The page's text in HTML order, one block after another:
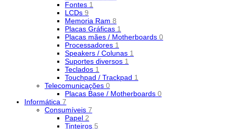
Fontes 1
LCDs 9
Memoria Ram 8
Placas Gráficas 1
Placas mães / Motherboards 0
Processadores 1
Speakers / Colunas 1
Suportes diversos 1
Teclados 1
Touchpad / Trackpad 1
Telecomunicações 0
Placas Base / Motherboards 0
Informática 7
Consumíveis 7
Papel 2
Tinteiros 5